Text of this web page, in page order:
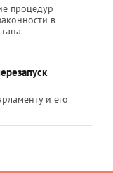
процедур
в
и его